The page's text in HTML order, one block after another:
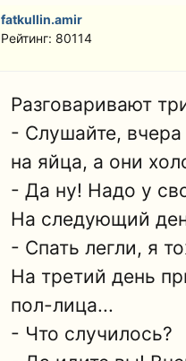
fatkullin.amir
Рейтинг: 80114
Разговаривают
- Слушайте,
на яйца, а они
- Да ну! Надо у
На следующий
- Спать легли, я
На третий день
пол-лица...
- Что случилось?